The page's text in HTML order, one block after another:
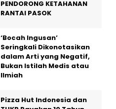
PENDORONG KETAHANAN
RANTAI PASOK
‘Bocah Ingusan’
Seringkali Dikonotasikan
dalam Arti yang Negatif,
Bukan Istilah Medis atau
Ilmiah
Pizza Hut Indonesia dan